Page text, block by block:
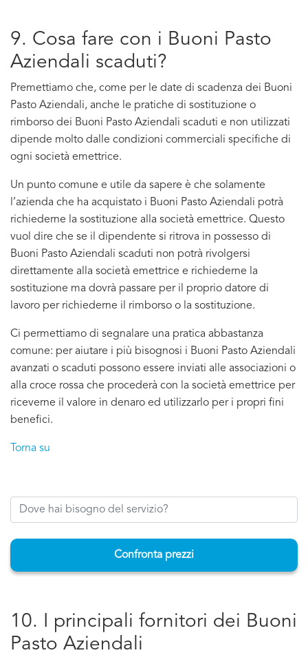
9. Cosa fare con i Buoni Pasto
Aziendali scaduti?
Premettiamo che, come per le date di scadenza dei Buoni
Pasto Aziendali, anche le pratiche di sostituzione o
rimborso dei Buoni Pasto Aziendali scaduti e non utilizzati
dipende molto dalle condizioni commerciali specifiche di
ogni società emettrice.
Un punto comune e utile da sapere è che solamente
l’azienda che ha acquistato i Buoni Pasto Aziendali potrà
richiederne la sostituzione alla società emettrice. Questo
vuol dire che se il dipendente si ritrova in possesso di
Buoni Pasto Aziendali scaduti non potrà rivolgersi
direttamente alla società emettrice e richiederne la
sostituzione ma dovrà passare per il proprio datore di
lavoro per richiederne il rimborso o la sostituzione.
Ci permettiamo di segnalare una pratica abbastanza
comune: per aiutare i più bisognosi i Buoni Pasto Aziendali
avanzati o scaduti possono essere inviati alle associazioni o
alla croce rossa che procederà con la società emettrice per
riceverne il valore in denaro ed utilizzarlo per i propri fini
benefici.
Torna su
Confronta prezzi
10. I principali fornitori dei Buoni
Pasto Aziendali